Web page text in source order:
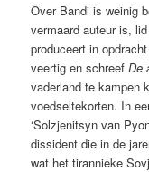
Over Bandi is weinig
vermaard auteur is,
produceert in
veertig en schreefDe
vaderland te kampen
voedseltekorten. In
‘Solzjenitsyn van
dissident die in de
wat het tirannieke